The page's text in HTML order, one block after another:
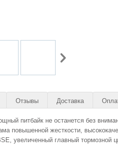
Отзывы Доставка
питбайк не останется без
повышенной жесткости,
увеличенный главный